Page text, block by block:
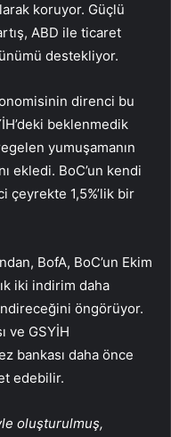
koruyor. Güçlü
ABD ile ticaret
destekliyor.
direnci bu
beklenmedik
yumuşamanın
ekledi. BoC’un kendi
1,5%’lik bir
BofA, BoC’un Ekim
iki indirim daha
öngörüyor.
ve GSYİH
bankası daha önce
edebilir.
oluşturulmuş,